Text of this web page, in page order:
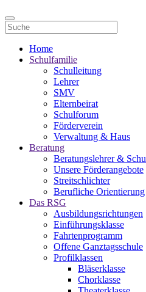
Home
Schulfamilie
Schulleitung
Lehrer
SMV
Elternbeirat
Schulforum
Förderverein
Verwaltung & Haus
Beratung
Beratungslehrer &
Unsere Förderangebote
Streitschlichter
Berufliche Orientierung
Das RSG
Ausbildungsrichtungen
Einführungsklasse
Fahrtenprogramm
Offene Ganztagsschule
Profilklassen
Bläserklasse
Chorklasse